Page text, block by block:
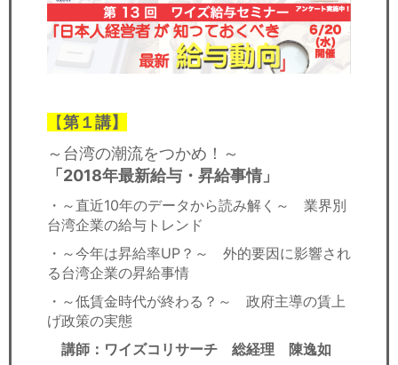
【第１講】
～台湾の潮流をつかめ！～
「2018年最新給与・昇給事情」
・～直近10年のデータから読み解く～ 業界別
台湾企業の給与トレンド
・～今年は昇給率UP？～ 外的要因に影響され
る台湾企業の昇給事情
・～低賃金時代が終わる？～ 政府主導の賃上
げ政策の実態
講師：ワイズコリサーチ 総経理 陳逸如